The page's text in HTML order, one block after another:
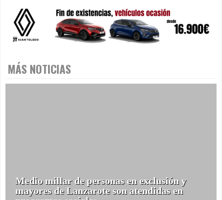
MÁS NOTICIAS
Medio millar de personas en exclusión y
mayores de Lanzarote son atendidas en